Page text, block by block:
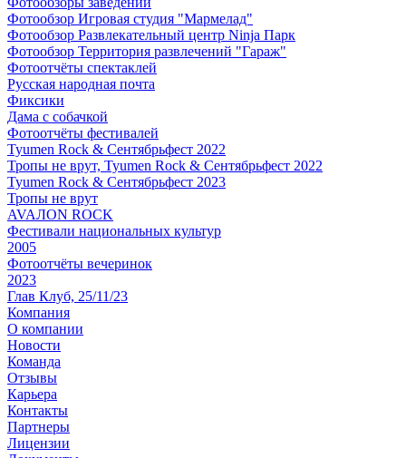
Фотообзор Игровая студия "Мармелад"
Фотообзор Развлекательный центр Ninja Парк
Фотообзор Территория развлечений "Гараж"
Фотоотчёты спектаклей
Русская народная почта
Фиксики
Дама с собачкой
Фотоотчёты фестивалей
Tyumen Rock & Сентябрьфест 2022
Тропы не врут, Tyumen Rock & Сентябрьфест 2022
Tyumen Rock & Сентябрьфест 2023
Тропы не врут
AVAЛON ROCK
Фестивали национальных культур
2005
Фотоотчёты вечеринок
2023
Глав Клуб, 25/11/23
Компания
О компании
Новости
Команда
Отзывы
Карьера
Контакты
Партнеры
Лицензии